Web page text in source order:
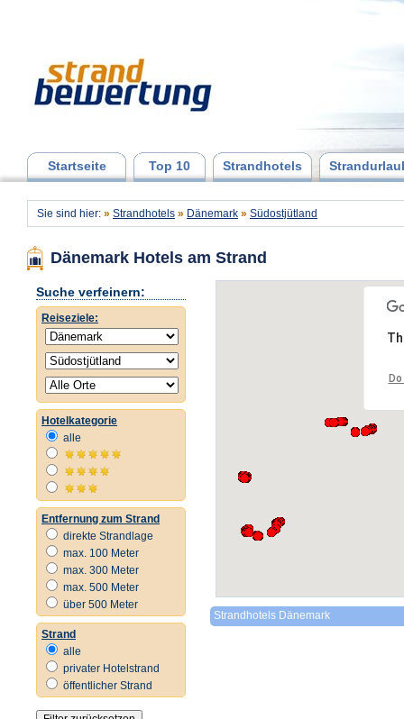
Startseite Top 10 Strandhotels
Sie sind hier: » Strandhotels » Dänemark » Südostjütland
Dänemark Hotels am Strand
Suche verfeinern:
Reiseziele:
Hotelkategorie
alle
Entfernung zum Strand
direkte Strandlage
max. 100 Meter
max. 300 Meter
max. 500 Meter
über 500 Meter
Strand
alle
privater Hotelstrand
öffentlicher Strand
Strandhotels Dänemark